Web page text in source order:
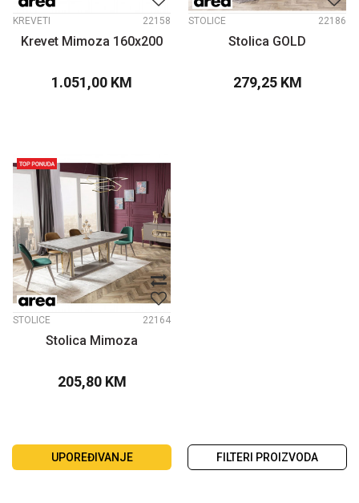
KREVETI 22158
Krevet Mimoza 160x200
1.051,00 KM
STOLICE 22186
Stolica GOLD
279,25 KM
STOLICE 22164
Stolica Mimoza
205,80 KM
UPOREĐIVANJE FILTERI PROIZVODA